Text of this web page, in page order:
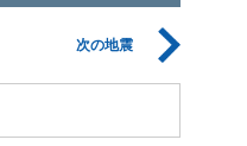
次の地震